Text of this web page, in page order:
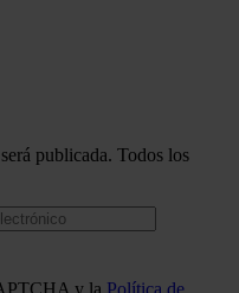
publicada. Todos los
y la Política de